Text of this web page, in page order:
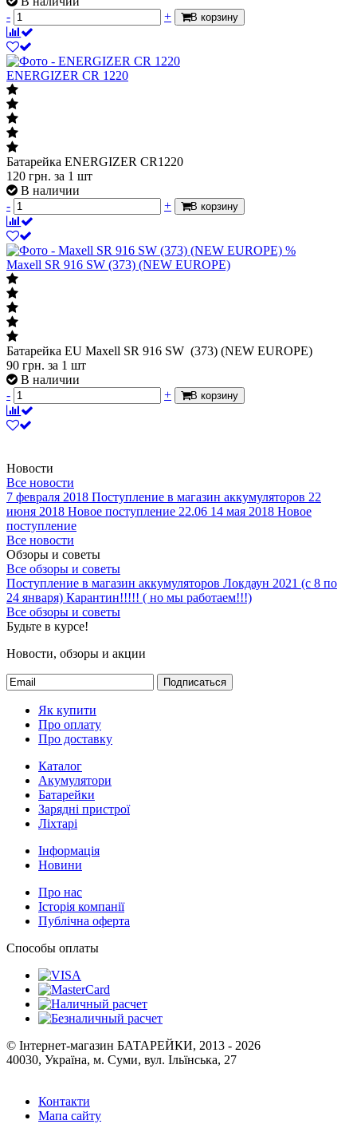
-
+ В корзину
ENERGIZER CR 1220
Батарейка ENERGIZER CR1220
120 грн. за 1 шт
В наличии
-
+ В корзину
%
Maxell SR 916 SW (373) (NEW EUROPE)
Батарейка EU Maxell SR 916 SW (373) (NEW EUROPE)
90 грн. за 1 шт
В наличии
-
+ В корзину
Новости
Все новости
7 февраля 2018 Поступление в магазин аккумуляторов 22
июня 2018 Новое поступление 22.06 14 мая 2018 Новое
поступление
Все новости
Обзоры и советы
Все обзоры и советы
Поступление в магазин аккумуляторов Локдаун 2021 (с 8 по
24 января) Карантин!!!!! ( но мы работаем!!!)
Все обзоры и советы
Будьте в курсе!
Новости, обзоры и акции
Подписаться
Як купити
Про оплату
Про доставку
Каталог
Акумулятори
Батарейки
Зарядні пристрої
Ліхтарі
Інформація
Новини
Про нас
Історія компанії
Публічна оферта
Способы оплаты
© Інтернет-магазин БАТАРЕЙКИ, 2013 - 2026
40030, Україна, м. Суми, вул. Ільїнська, 27
Контакти
Мапа сайту